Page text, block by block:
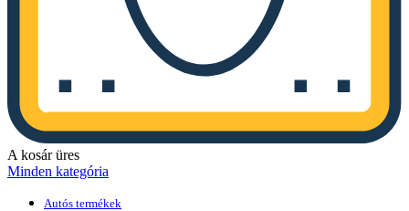
A kosár üres
Minden kategória
Autós termékek